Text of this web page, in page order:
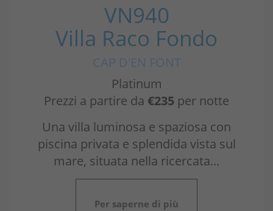
VN940
Villa Raco Fondo
CAP D'EN FONT
Platinum
Prezzi a partire da €235 per notte
Una villa luminosa e spaziosa con
piscina privata e splendida vista sul
mare, situata nella ricercata...
Per saperne di più